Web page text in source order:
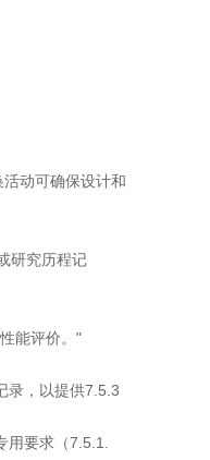
动可确保设计和
研究历程记
能评价。"
录，以提供7.5.3
要求（7.5.1.